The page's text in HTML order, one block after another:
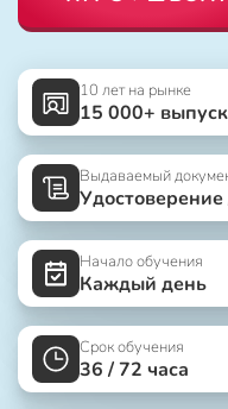
10 лет на рынке
15 000+
Выдаваемый
Начало обучения
Каждый день
Срок обучения
36 / 72 часа